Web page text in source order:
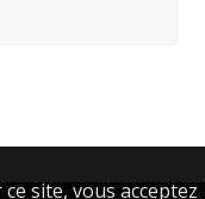
site, vous acceptez
Französisch)